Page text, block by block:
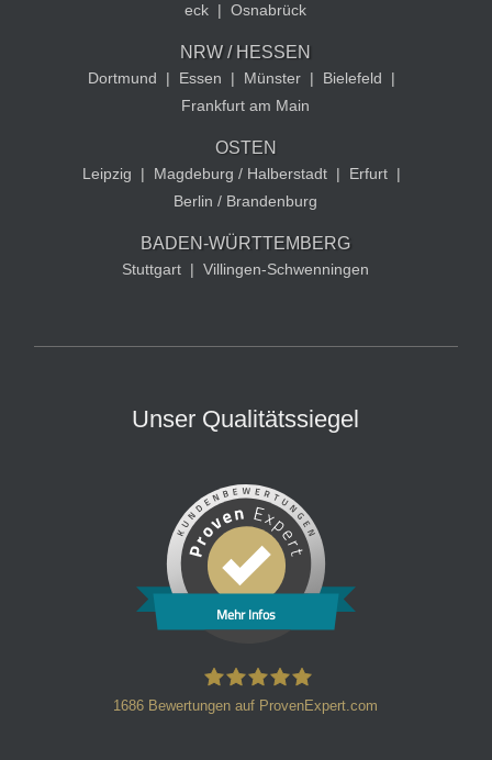
eck | Osnabrück
NRW / HESSEN
Dortmund | Essen | Münster | Bielefeld
|
Frankfurt am Main
OSTEN
Leipzig | Magdeburg / Halberstadt | Erfurt |
Berlin / Brandenburg
BADEN-WÜRTTEMBERG
Stuttgart | Villingen-Schwenningen
Unser Qualitätssiegel
Mehr Infos
1686 Bewertungen auf ProvenExpert.com